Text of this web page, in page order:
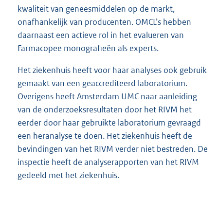
kwaliteit van geneesmiddelen op de markt,
onafhankelijk van producenten. OMCL’s hebben
daarnaast een actieve rol in het evalueren van
Farmacopee monografieën als experts.
Het ziekenhuis heeft voor haar analyses ook gebruik
gemaakt van een geaccrediteerd laboratorium.
Overigens heeft Amsterdam UMC naar aanleiding
van de onderzoeksresultaten door het RIVM het
eerder door haar gebruikte laboratorium gevraagd
een heranalyse te doen. Het ziekenhuis heeft de
bevindingen van het RIVM verder niet bestreden. De
inspectie heeft de analyserapporten van het RIVM
gedeeld met het ziekenhuis.